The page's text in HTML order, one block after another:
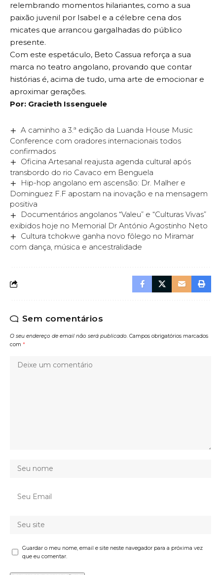
relembrando momentos hilariantes, como a sua
paixão juvenil por Isabel e a célebre cena dos
micates que arrancou gargalhadas do público
presente.
Com este espetáculo, Beto Cassua reforça a sua
marca no teatro angolano, provando que contar
histórias é, acima de tudo, uma arte de emocionar e
aproximar gerações.
Por: Gracieth Issenguele
A caminho a 3.ª edição da Luanda House Music
Conference com oradores internacionais todos
confirmados
Oficina Artesanal reajusta agenda cultural após
transbordo do rio Cavaco em Benguela
Hip-hop angolano em ascensão: Dr. Malher e
Dominguez F.F apostam na inovação e na mensagem
positiva
Documentários angolanos “Valeu” e “Culturas Vivas”
exibidos hoje no Memorial Dr António Agostinho Neto
Cultura tchokwe ganha novo fôlego no Miramar
com dança, música e ancestralidade
Sem comentários
O seu endereço de email não será publicado. Campos obrigatórios marcados
com *
Guardar o meu nome, email e site neste navegador para a próxima vez
que eu comentar.